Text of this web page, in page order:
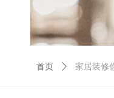
首页 ꄲ 家居装修